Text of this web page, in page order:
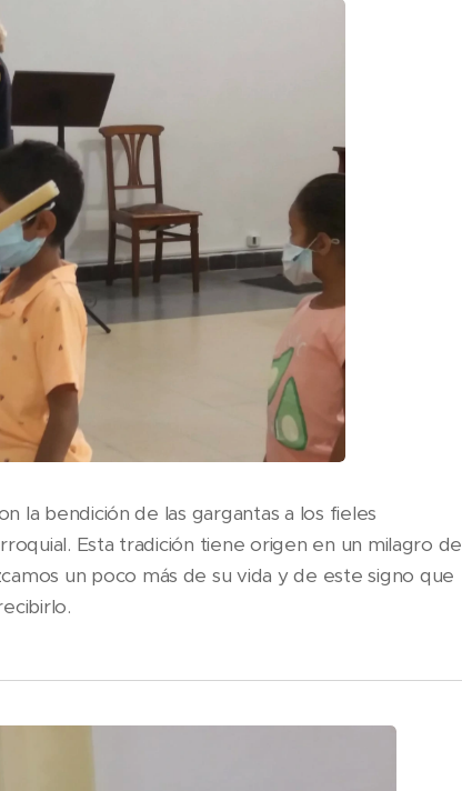
la bendición de las gargantas a los fieles
Esta tradición tiene origen en un milagro de
un poco más de su vida y de este signo que